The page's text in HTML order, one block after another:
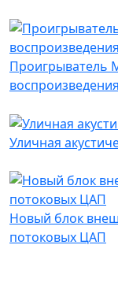
Проигрыватель
воспроизведения
Уличная
Новый блок
потоковых ЦАП